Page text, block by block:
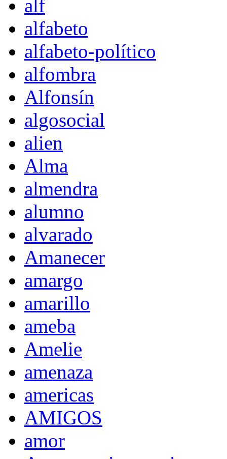
alf
alfabeto
alfabeto-político
alfombra
Alfonsín
algosocial
alien
Alma
almendra
alumno
alvarado
Amanecer
amargo
amarillo
ameba
Amelie
amenaza
americas
AMIGOS
amor